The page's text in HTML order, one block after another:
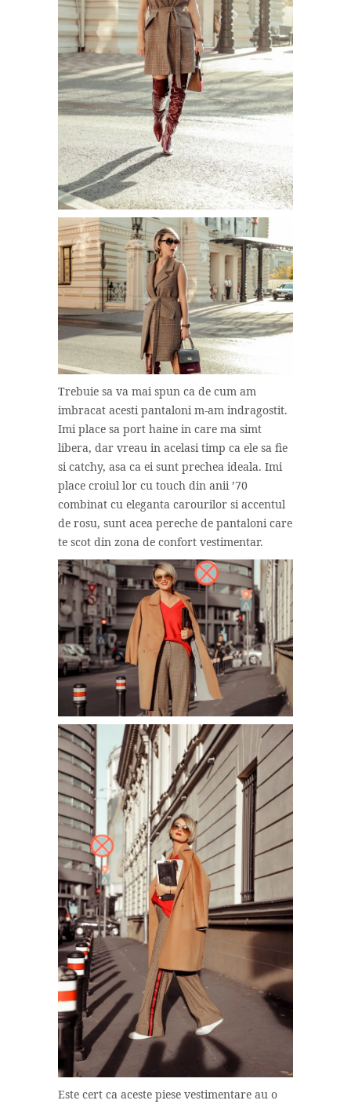
Trebuie sa va mai spun ca de cum am
imbracat acesti pantaloni m-am indragostit.
Imi place sa port haine in care ma simt
libera, dar vreau in acelasi timp ca ele sa fie
si catchy, asa ca ei sunt prechea ideala. Imi
place croiul lor cu touch din anii ’70
combinat cu eleganta carourilor si accentul
de rosu, sunt acea pereche de pantaloni care
te scot din zona de confort vestimentar.
Este cert ca aceste piese vestimentare au o